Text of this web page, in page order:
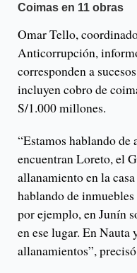
Coimas en 11 obras
Omar Tello,
Anticorrupción,
corresponden a
incluyen cobro de
S/1.000 millones.
“Estamos hablando de
encuentran Loreto, el
allanamiento en la
hablando de
por ejemplo, en Junín
en ese lugar. En Nauta
allanamientos”, precisó